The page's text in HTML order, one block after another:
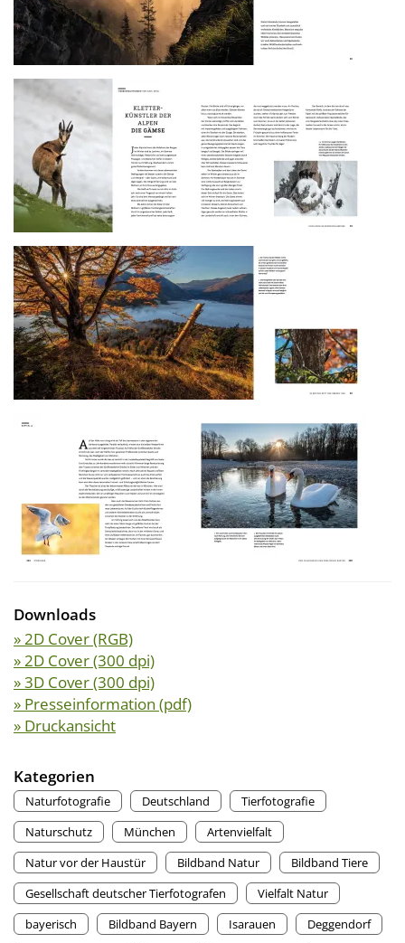
Downloads
» 2D Cover (RGB)
» 2D Cover (300 dpi)
» 3D Cover (300 dpi)
» Presseinformation (pdf)
» Druckansicht
Kategorien
Naturfotografie Deutschland
Tierfotografie
Naturschutz
München
Artenvielfalt
Natur vor der Haustür
Bildband Natur
Bildband Tiere
Gesellschaft deutscher Tierfotografen
Vielfalt Natur
bayerisch
Bildband Bayern Isarauen
Deggendorf